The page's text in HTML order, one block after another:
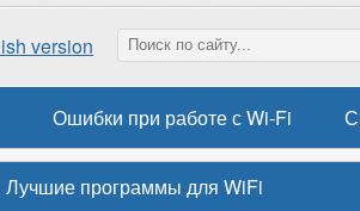
version
Ошибки при работе с Wi-Fi
Лучшие программы для WiFi